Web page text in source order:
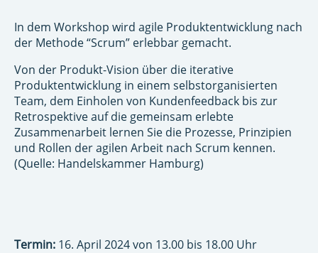
In dem Workshop wird agile Produktentwicklung nach
der Methode “Scrum” erlebbar gemacht.
Von der Produkt-Vision über die iterative
Produktentwicklung in einem selbstorganisierten
Team, dem Einholen von Kundenfeedback bis zur
Retrospektive auf die gemeinsam erlebte
Zusammenarbeit lernen Sie die Prozesse, Prinzipien
und Rollen der agilen Arbeit nach Scrum kennen.
(Quelle: Handelskammer Hamburg)
Termin: 16. April 2024 von 13.00 bis 18.00 Uhr